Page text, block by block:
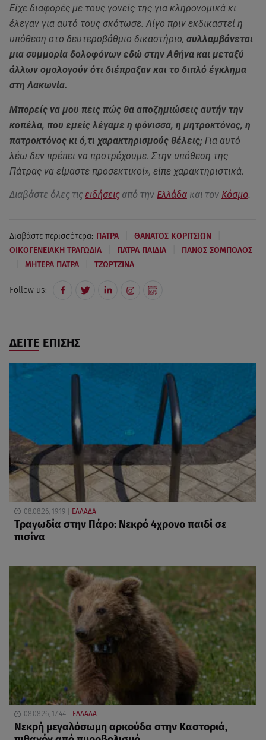
Είχε διαφορές με τους γονείς της για κληρονομικά κι
έλεγαν για αυτό τους σκότωσε. Λίγο πριν εκδικαστεί η
υπόθεση στο δευτεροβάθμιο δικαστήριο, συλλαμβάνεται
μια συμμορία δολοφόνων εδώ στην Αθήνα και μεταξύ
άλλων ομολογούν ότι διέπραξαν και το διπλό έγκλημα
στη Λακωνία.
Μπορείς να μου πεις πώς θα αποζημιώσεις αυτήν την
κοπέλα, που εμείς λέγαμε η φόνισσα, η μητροκτόνος, η
πατροκτόνος κι ό,τι χαρακτηρισμούς θέλεις; Για αυτό
λέω δεν πρέπει να προτρέχουμε. Στην υπόθεση της
Πάτρας να είμαστε προσεκτικοί», είπε χαρακτηριστικά.
Διαβάστε όλες τις ειδήσεις από την Ελλάδα και τον Κόσμο.
Διαβάστε περισσότερα: ΠΑΤΡΑ ΘΑΝΑΤΟΣ ΚΟΡΙΤΣΙΩΝ
ΟΙΚΟΓΕΝΕΙΑΚΗ ΤΡΑΓΩΔΙΑ ΠΑΤΡΑ ΠΑΙΔΙΑ ΠΑΝΟΣ ΣΟΜΠΟΛΟΣ
ΜΗΤΕΡΑ ΠΑΤΡΑ ΤΖΩΡΤΖΙΝΑ
Follow us:
ΔΕΙΤΕ ΕΠΙΣΗΣ
08.08.26, 19:19 ΕΛΛΑΔΑ
Τραγωδία στην Πάρο: Νεκρό 4χρονο παιδί σε
πισίνα
08.08.26, 17:44 ΕΛΛΑΔΑ
Νεκρή μεγαλόσωμη αρκούδα στην Καστοριά,